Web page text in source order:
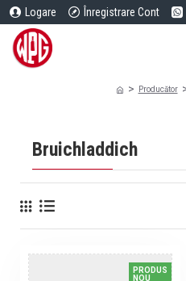
Logare Înregistrare Cont
Producător
Bruichladdich
PRODUS
NOU